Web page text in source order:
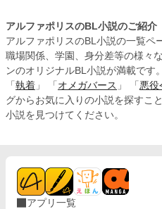
アルファポリスのBL小説のご紹介
アルファポリスのBL小説の一覧ペ
職場関係、学園、身分差等の様々
ンのオリジナルBL小説が満載です。
「 執着 」 「 オメガバース 」 「 悪役
グからお気に入りの小説を探すこ
小説を見つけてください。
アプリ一覧